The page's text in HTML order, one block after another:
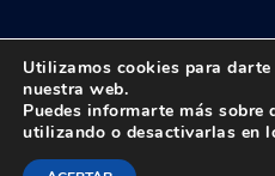
© Copyright 2018 - 2026 UPTA |
|Política de
Utilizamos cookies para
nuestra web.
Puedes informarte más sobre
utilizando o desactivarlas en